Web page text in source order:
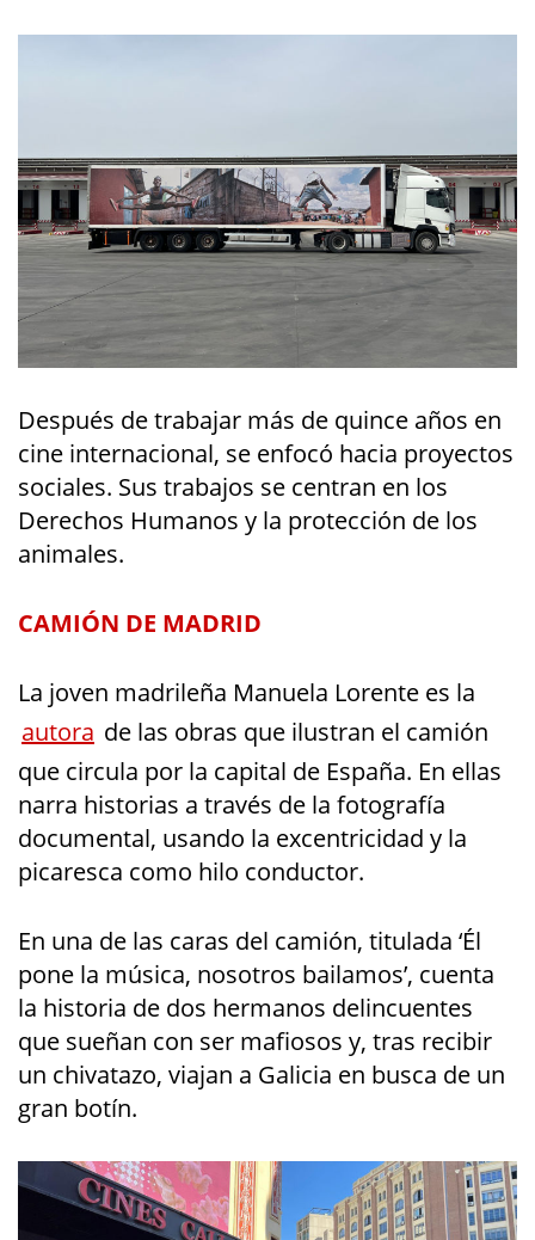
Después de trabajar más de quince años en
cine internacional, se enfocó hacia proyectos
sociales. Sus trabajos se centran en los
Derechos Humanos y la protección de los
animales.
CAMIÓN DE MADRID
La joven madrileña Manuela Lorente es la
autora de las obras que ilustran el camión
que circula por la capital de España. En ellas
narra historias a través de la fotografía
documental, usando la excentricidad y la
picaresca como hilo conductor.
En una de las caras del camión, titulada ‘Él
pone la música, nosotros bailamos’, cuenta
la historia de dos hermanos delincuentes
que sueñan con ser mafiosos y, tras recibir
un chivatazo, viajan a Galicia en busca de un
gran botín.